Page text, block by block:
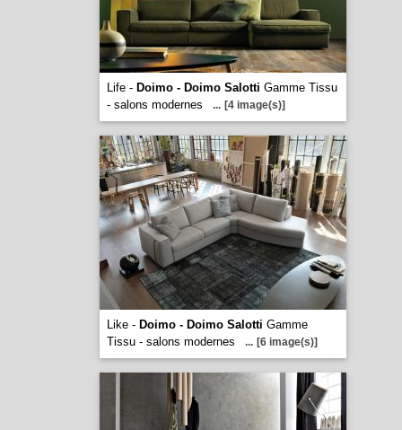
Life - Doimo - Doimo Salotti Gamme Tissu
- salons modernes
... [4 image(s)]
Like - Doimo - Doimo Salotti Gamme
Tissu - salons modernes
... [6 image(s)]